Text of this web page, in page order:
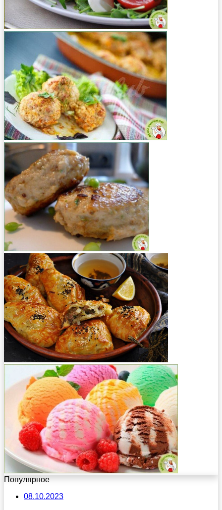
Популярное
08.10.2023